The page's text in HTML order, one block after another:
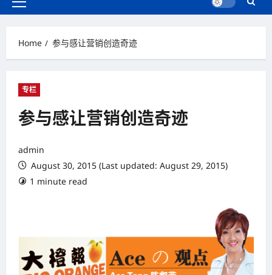
Primary
Home
参与感让营销创造奇迹
专栏
参与感让营销创造奇迹
admin
August 30, 2015 (Last updated: August 29, 2015)
1 minute read